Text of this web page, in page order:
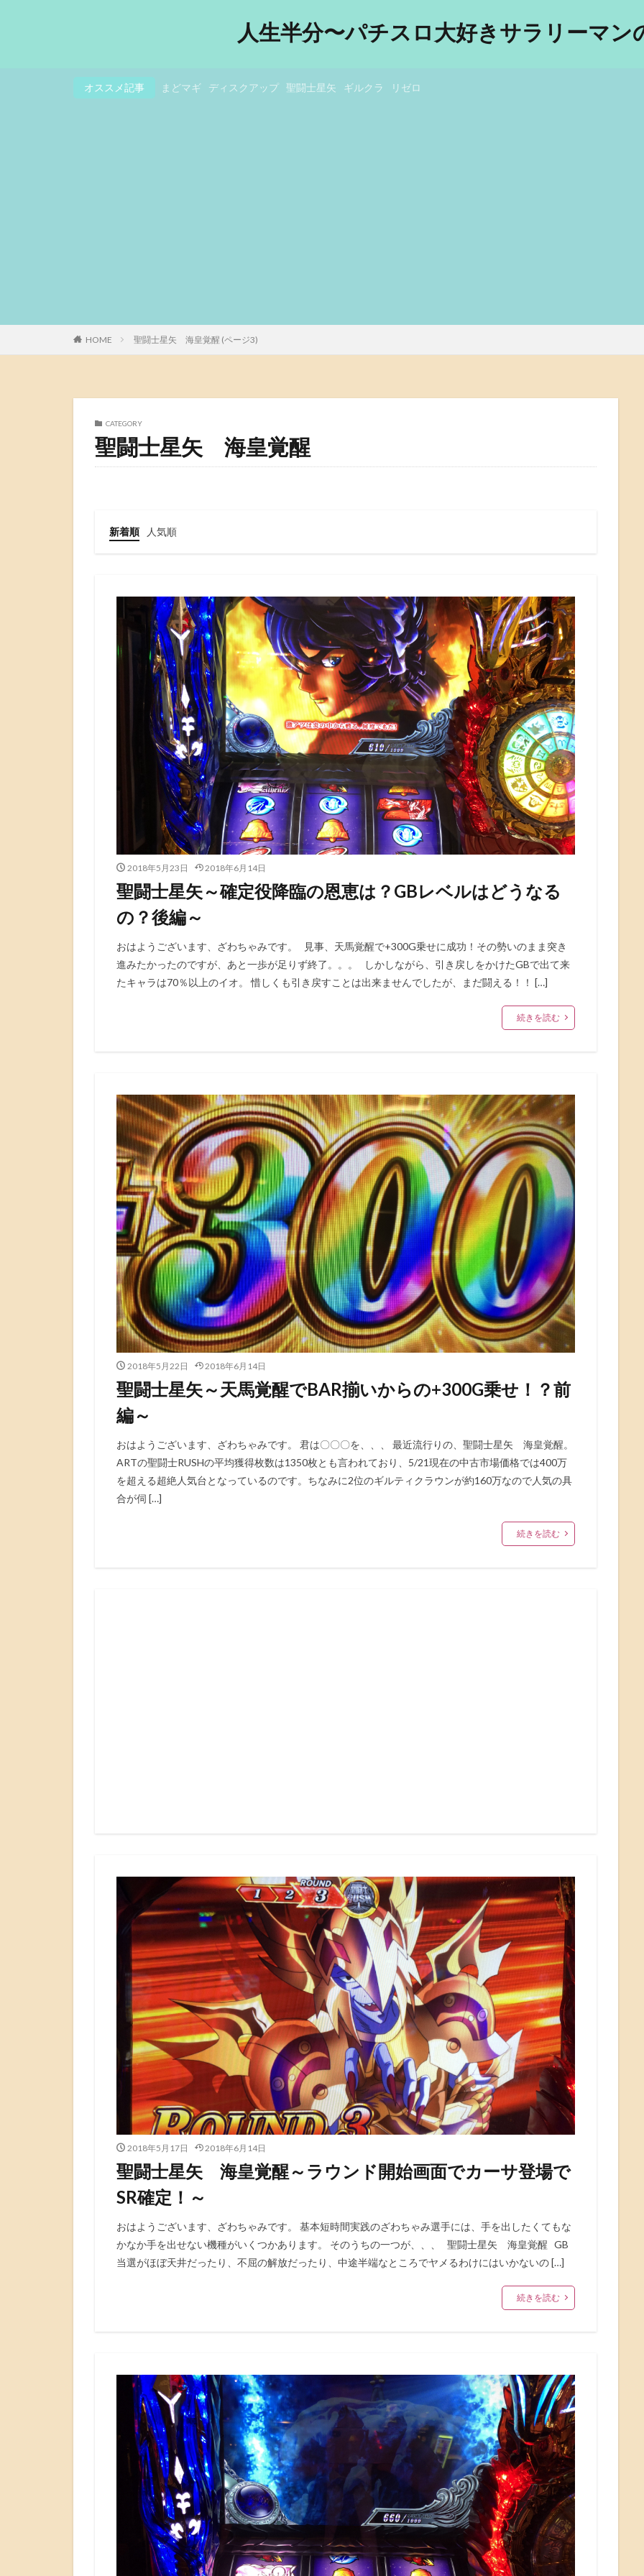
人生半分〜パチスロ大好きサラリーマン
オススメ記事 まどマギ ディスクアップ 聖闘士星矢 ギルクラ リゼロ
HOME 聖闘士星矢 海皇覚醒 (ページ3)
CATEGORY
聖闘士星矢 海皇覚醒
新着順 人気順
2018年5月23日 2018年6月14日
聖闘士星矢～確定役降臨の恩恵は？GBレベルはどうなる
の？後編～
おはようございます、ざわちゃみです。 見事、天馬覚醒で+300G乗せに成功！その勢いのまま突き
進みたかったのですが、あと一歩が足りず終了。。。 しかしながら、引き戻しをかけたGBで出て来
たキャラは70％以上のイオ。 惜しくも引き戻すことは出来ませんでしたが、まだ闘える！！ […]
続きを読む
2018年5月22日 2018年6月14日
聖闘士星矢～天馬覚醒でBAR揃いからの+300G乗せ！？前
編～
おはようございます、ざわちゃみです。 君は〇〇〇を、、、 最近流行りの、聖闘士星矢 海皇覚醒。
ARTの聖闘士RUSHの平均獲得枚数は1350枚とも言われており、5/21現在の中古市場価格では400万
を超える超絶人気台となっているのです。ちなみに2位のギルティクラウンが約160万なので人気の具
合が伺 […]
続きを読む
2018年5月17日 2018年6月14日
聖闘士星矢 海皇覚醒～ラウンド開始画面でカーサ登場で
SR確定！～
おはようございます、ざわちゃみです。 基本短時間実践のざわちゃみ選手には、手を出したくてもな
かなか手を出せない機種がいくつかあります。 そのうちの一つが、、、 聖闘士星矢 海皇覚醒 GB
当選がほぼ天井だったり、不屈の解放だったり、中途半端なところでヤメるわけにはいかないの […]
続きを読む